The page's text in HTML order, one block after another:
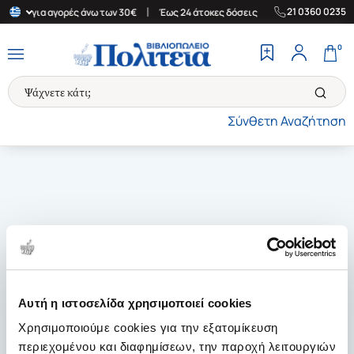
Αυτή η ιστοσελίδα χρησιμοποιεί cookies
Χρησιμοποιούμε cookies για την εξατομίκευση
περιεχομένου και διαφημίσεων, την παροχή λειτουργιών
για αγορές άνω των 30€ Έως 24 άτοκες δόσεις | Δωρεάν
21 0360 0235
Σύνθετη Αναζήτηση
0